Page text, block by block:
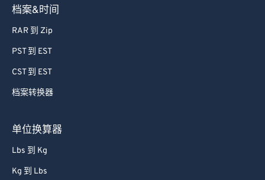
档案&时间
RAR 到 Zip
PST 到 EST
CST 到 EST
档案转换器
单位换算器
Lbs 到 Kg
Kg 到 Lbs